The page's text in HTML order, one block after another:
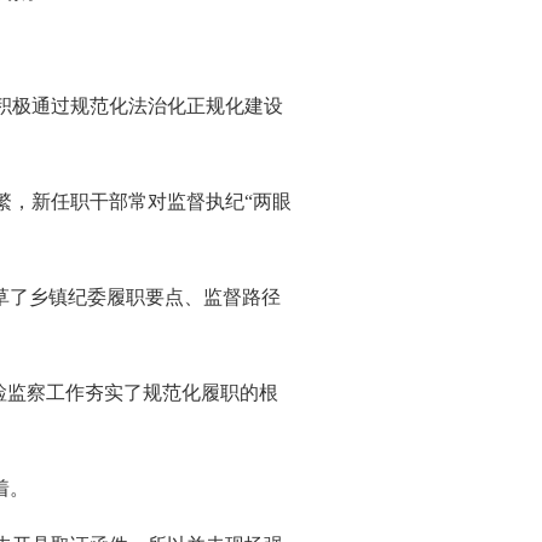
通过规范化法治化正规化建设
新任职干部常对监督执纪“两眼
乡镇纪委履职要点、监督路径
察工作夯实了规范化履职的根